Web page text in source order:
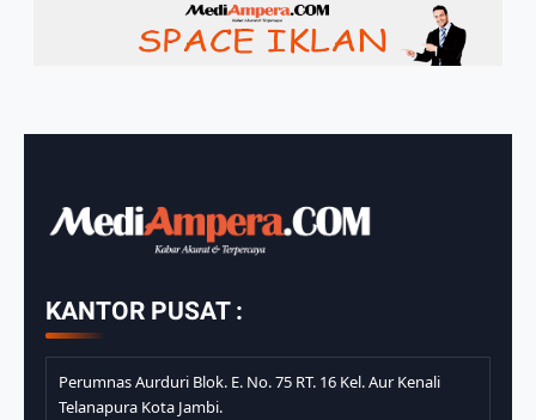
KANTOR PUSAT :
Perumnas Aurduri Blok. E. No. 75 RT. 16 Kel. Aur Kenali
Telanapura Kota Jambi.